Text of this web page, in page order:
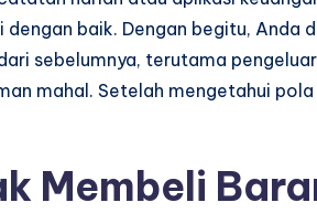
baik. Dengan begitu, Anda
sebelumnya, terutama
mahal. Setelah mengetahui
Membeli